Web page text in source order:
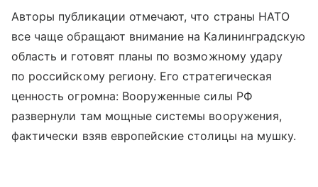
Авторы публикации отмечают, что страны НАТО
все чаще обращают внимание на Калининградскую
область и готовят планы по возможному удару
по российскому региону. Его стратегическая
ценность огромна: Вооруженные силы РФ
развернули там мощные системы вооружения,
фактически взяв европейские столицы на мушку.